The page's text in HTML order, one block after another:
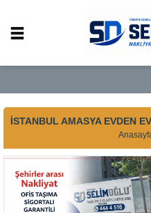
İSTANBUL AMASYA EVDEN